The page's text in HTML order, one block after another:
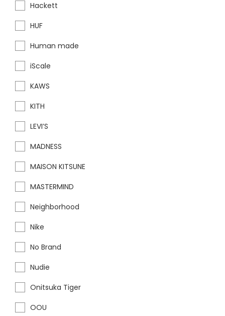
Hackett
HUF
Human made
iScale
KAWS
KITH
LEVI’S
MADNESS
MAISON KITSUNE
MASTERMIND
Neighborhood
Nike
No Brand
Nudie
Onitsuka Tiger
OOU